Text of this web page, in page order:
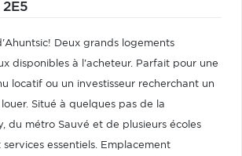
2E5
Deux grands logements
disponibles à l'acheteur. Parfait pour une
locatif ou un investisseur recherchant un
Situé à quelques pas de la
du métro Sauvé et de plusieurs écoles
essentiels. Emplacement